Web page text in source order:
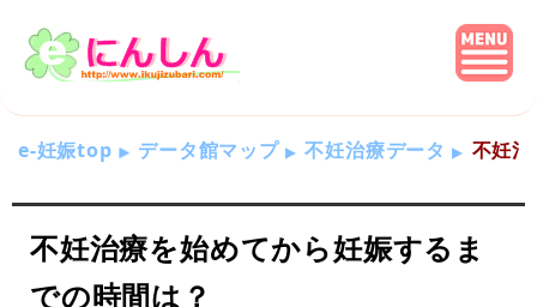
e-妊娠top データ館マップ 不妊治療データ 不妊
不妊治療を始めてから妊娠するま
での時間は？